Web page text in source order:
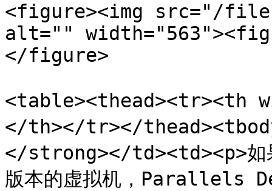
<figure><img src="/files/
alt=""
</figure>
<table><thead><tr><th
</th></tr></
</strong></td><td><p>如
版本的虚拟机，Parallels